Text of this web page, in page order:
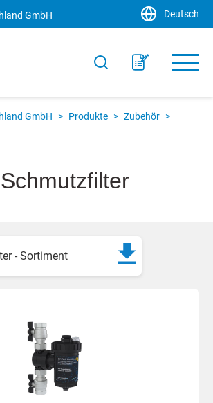
GmbH Deutsch
GmbH > Produkte > Zubehör >
Schmutzfilter
- Sortiment